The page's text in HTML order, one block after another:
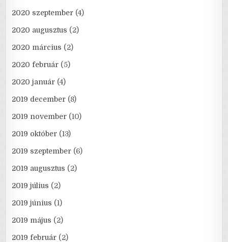
2020 szeptember (4)
2020 augusztus (2)
2020 március (2)
2020 február (5)
2020 január (4)
2019 december (8)
2019 november (10)
2019 október (13)
2019 szeptember (6)
2019 augusztus (2)
2019 július (2)
2019 június (1)
2019 május (2)
2019 február (2)